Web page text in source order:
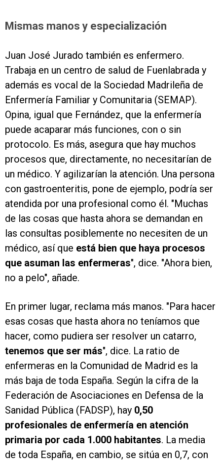
Mismas manos y especialización
Juan José Jurado también es enfermero.
Trabaja en un centro de salud de Fuenlabrada y
además es vocal de la Sociedad Madrileña de
Enfermería Familiar y Comunitaria (SEMAP).
Opina, igual que Fernández, que la enfermería
puede acaparar más funciones, con o sin
protocolo. Es más, asegura que hay muchos
procesos que, directamente, no necesitarían de
un médico. Y agilizarían la atención. Una persona
con gastroenteritis, pone de ejemplo, podría ser
atendida por una profesional como él. "Muchas
de las cosas que hasta ahora se demandan en
las consultas posiblemente no necesiten de un
médico, así que está bien que haya procesos
que asuman las enfermeras", dice. "Ahora bien,
no a pelo", añade.
En primer lugar, reclama más manos. "Para hacer
esas cosas que hasta ahora no teníamos que
hacer, como pudiera ser resolver un catarro,
tenemos que ser más", dice. La ratio de
enfermeras en la Comunidad de Madrid es la
más baja de toda España. Según la cifra de la
Federación de Asociaciones en Defensa de la
Sanidad Pública (FADSP), hay 0,50
profesionales de enfermería en atención
primaria por cada 1.000 habitantes. La media
de toda España, en cambio, se sitúa en 0,7, con